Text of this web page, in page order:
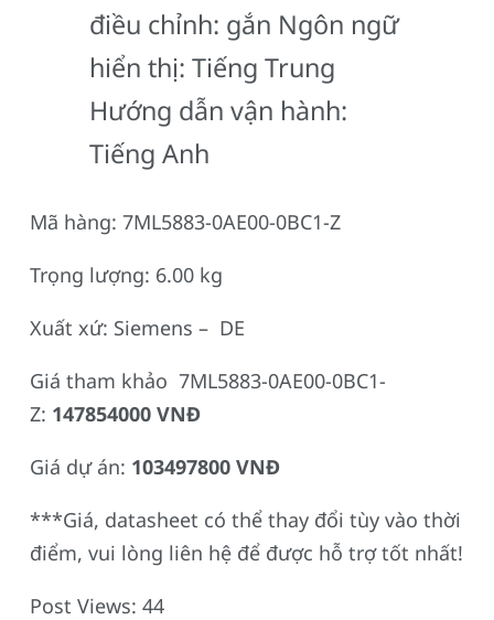
điều chỉnh: gắn Ngôn ngữ
hiển thị: Tiếng Trung
Hướng dẫn vận hành:
Tiếng Anh
Mã hàng: 7ML5883-0AE00-0BC1-Z
Trọng lượng: 6.00 kg
Xuất xứ: Siemens – DE
Giá tham khảo 7ML5883-0AE00-0BC1-
Z: 147854000 VNĐ
Giá dự án: 103497800 VNĐ
***Giá, datasheet có thể thay đổi tùy vào thời
điểm, vui lòng liên hệ để được hỗ trợ tốt nhất!
Post Views: 44